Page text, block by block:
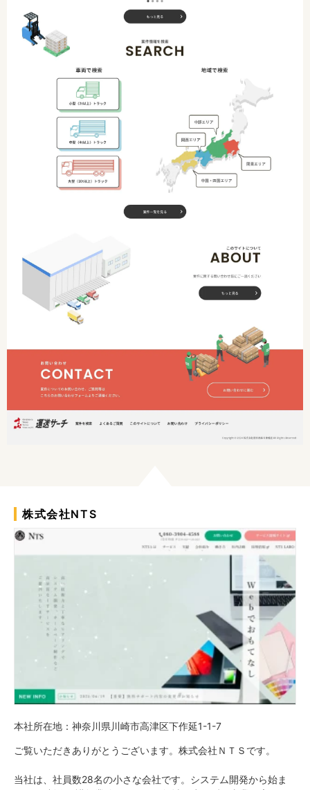
株式会社NTS
本社所在地：神奈川県川崎市高津区下作延1-1-7
ご覧いただきありがとうございます。株式会社ＮＴＳです。
当社は、社員数28名の小さな会社です。システム開発から始ま